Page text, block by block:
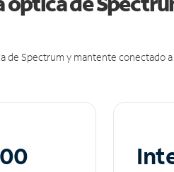
de Spectrum y mantente conectado